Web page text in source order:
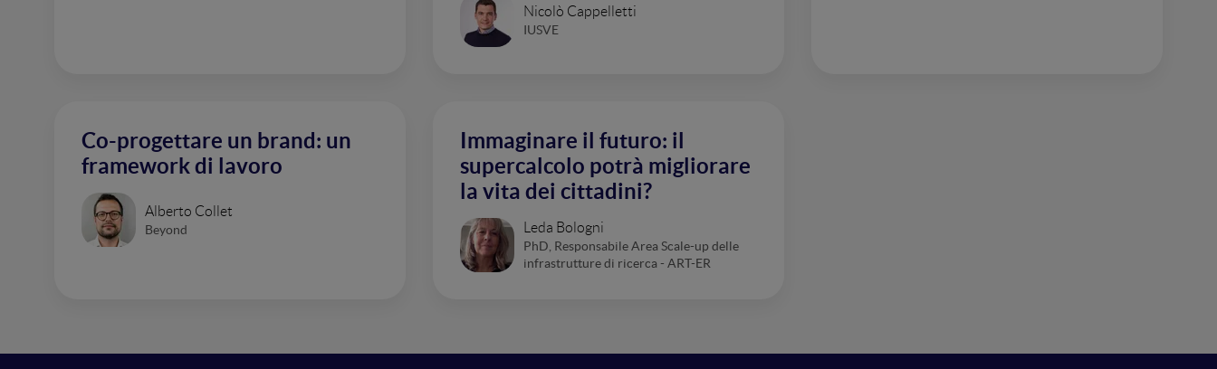
Nicolò Cappelletti
IUSVE
Co-progettare un brand: un
framework di lavoro
Alberto Collet
Beyond
Immaginare il futuro: il
supercalcolo potrà migliorare
la vita dei cittadini?
Leda Bologni
PhD, Responsabile Area Scale-up delle
infrastrutture di ricerca - ART-ER